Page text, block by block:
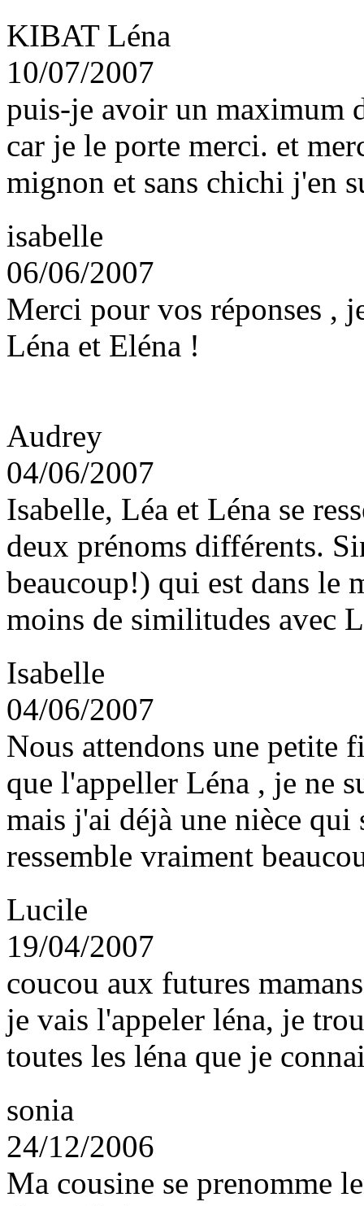
KIBAT Léna
10/07/2007
puis-je avoir un maximum
car je le porte merci. et
mignon et sans chichi j'en
isabelle
06/06/2007
Merci pour vos réponses ,
Léna et Eléna !
Audrey
04/06/2007
Isabelle, Léa et Léna se
deux prénoms différents.
beaucoup!) qui est dans le
moins de similitudes avec
Isabelle
04/06/2007
Nous attendons une petite
que l'appeller Léna , je ne
mais j'ai déjà une nièce qui
ressemble vraiment
Lucile
19/04/2007
coucou aux futures
je vais l'appeler léna, je
toutes les léna que je
sonia
24/12/2006
Ma cousine se prenomme